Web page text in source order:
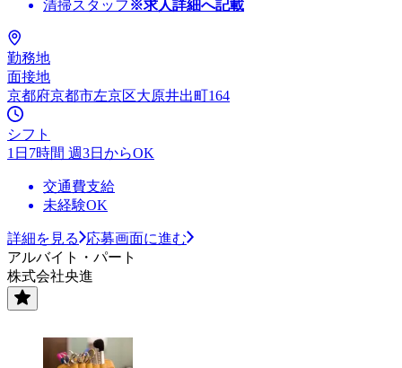
清掃スタッフ ※求人詳細へ記載
勤務地
面接地
京都府京都市左京区大原井出町164
シフト
1日7時間 週3日からOK
交通費支給
未経験OK
詳細を見る
応募画面に進む
アルバイト・パート
株式会社央進